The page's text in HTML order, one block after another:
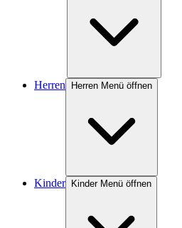
Herren Herren Menü öffnen
Kinder Kinder Menü öffnen